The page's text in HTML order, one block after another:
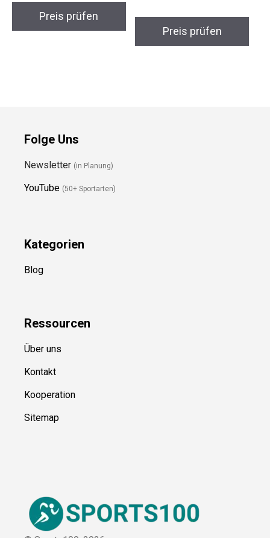
Preis prüfen
Preis prüfen
Folge Uns
Newsletter (in Planung)
YouTube (50+ Sportarten)
Kategorien
Blog
Ressourcen
Über uns
Kontakt
Kooperation
Sitemap